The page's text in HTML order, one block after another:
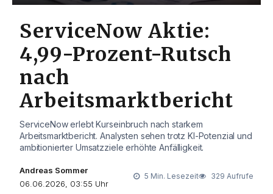
ServiceNow Aktie:
4,99-Prozent-Rutsch
nach
Arbeitsmarktbericht
ServiceNow erlebt Kurseinbruch nach starkem
Arbeitsmarktbericht. Analysten sehen trotz KI-Potenzial und
ambitionierter Umsatzziele erhöhte Anfälligkeit.
Andreas Sommer
06.06.2026, 03:55 Uhr
5 Min. Lesezeit 329 Aufrufe